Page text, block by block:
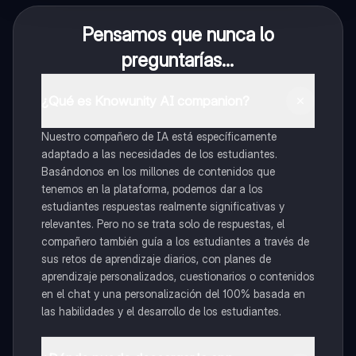
Pensamos que nunca lo
preguntarías...
Nuestro compañero de IA está específicamente
adaptado a las necesidades de los estudiantes.
Basándonos en los millones de contenidos que
tenemos en la plataforma, podemos dar a los
estudiantes respuestas realmente significativas y
relevantes. Pero no se trata solo de respuestas, el
compañero también guía a los estudiantes a través de
sus retos de aprendizaje diarios, con planes de
aprendizaje personalizados, cuestionarios o contenidos
en el chat y una personalización del 100% basada en
las habilidades y el desarrollo de los estudiantes.